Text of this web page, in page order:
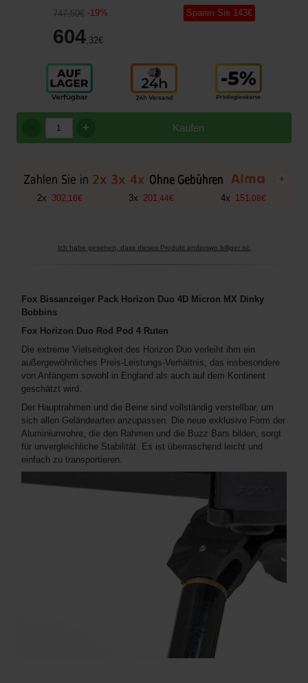
747,50€ -19%
604 ,32€
Sparen Sie 143€
Kaufen
+
+
2x 302 16€ 3x 201 ,44€ 4x 151 08€
Ich habe gesehen, dass dieses Produkt anderswo billiger ist.
Fox Bissanzeiger Pack Horizon Duo 4D Micron MX Dinky
Bobbins
Fox Horizon Duo Rod Pod 4 Ruten
Die extreme Vielseitigkeit des Horizon Duo verleiht ihm ein
außergewöhnliches Preis-Leistungs-Verhältnis, das insbesondere
von Anfängern sowohl in England als auch auf dem Kontinent
geschätzt wird.
Der Hauptrahmen und die Beine sind vollständig verstellbar, um
sich allen Geländearten anzupassen. Die neue exklusive Form der
Aluminiumrohre, die den Rahmen und die Buzz Bars bilden, sorgt
für unvergleichliche Stabilität. Es ist überraschend leicht und
einfach zu transportieren.